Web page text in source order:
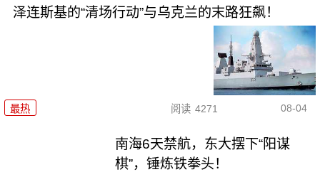
泽连斯基的“清场行动”与乌克兰的末路狂飙！
最热 阅读 4271 08-04
南海6天禁航，东大摆下“阳谋
棋”，锤炼铁拳头！